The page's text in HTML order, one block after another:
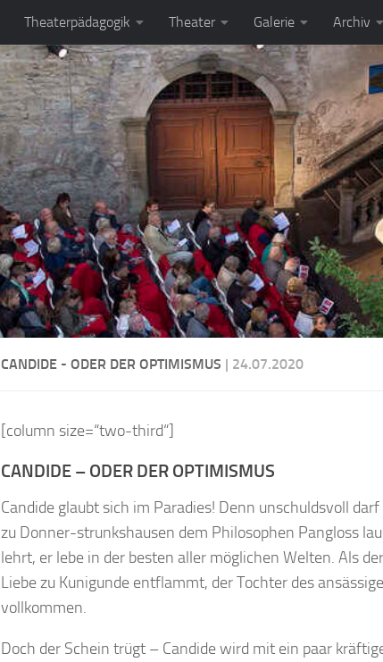
Theaterpädagogik Theater Galerie Archiv
CANDIDE - ODER DER OPTIMISMUS | 24.07.2020
[column size=“two-third“]
CANDIDE – ODER DER OPTIMISMUS
Candide glaubt sich im Paradies! Denn unschuldsvoll
zu Donner-strunkshausen dem Philosophen Pangloss
lehrt, er lebe in der besten aller möglichen Welten. Als
Liebe zu Kunigunde entflammt, der Tochter des
vollkommen.
Doch der Schein trügt – Candide wird mit ein paar